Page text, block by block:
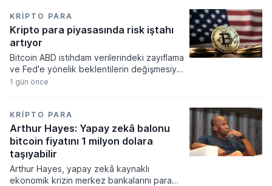
KRIPTO PARA
Kripto para piyasasında risk iştahı
artıyor
Bitcoin ABD istihdam verilerindeki zayıflama
ve Fed'e yönelik beklentilerin değişmesiyle
haftayı yükselişle kapattı. Kripto para
açıklanacak enflasyon rakamlarına ve
küresel gelişmelere çevrildi.
1 gün önce
KRIPTO PARA
Arthur Hayes: Yapay zekâ balonu
bitcoin fiyatını 1 milyon dolara
taşıyabilir
Arthur Hayes, yapay zekâ kaynaklı
ekonomik krizin merkez bankalarını para